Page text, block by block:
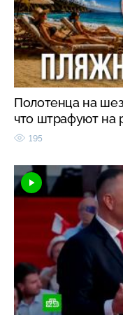
Полотенца на
что штрафуют на
195